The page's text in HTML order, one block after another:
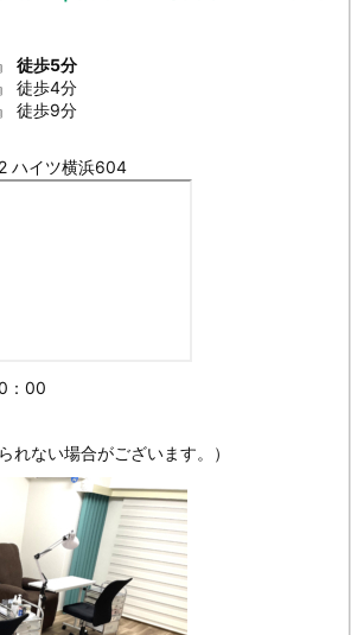
』 徒歩5分
徒歩4分
徒歩9分
ハイツ横浜604
：00
れない場合がございます。）